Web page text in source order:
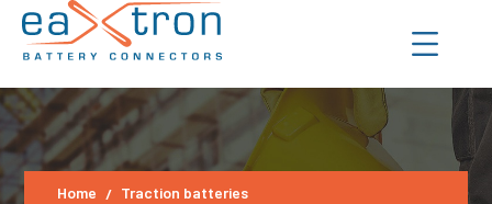
Home Traction batteries